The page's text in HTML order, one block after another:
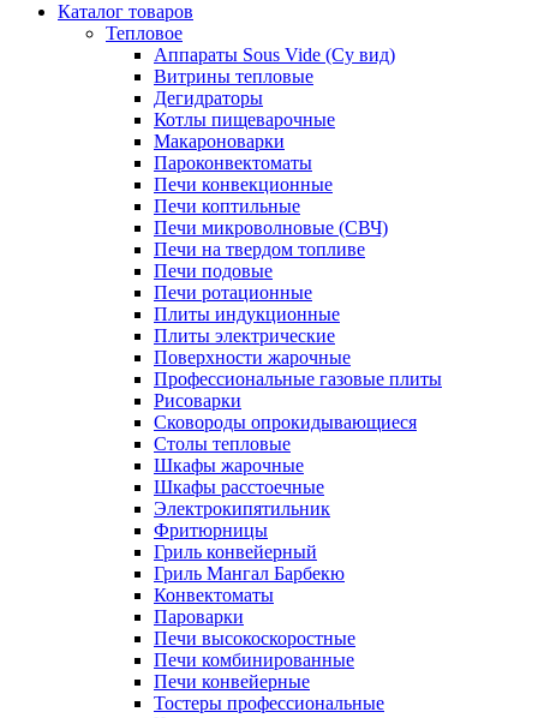
Каталог товаров
Тепловое
Аппараты Sous Vide (Су вид)
Витрины тепловые
Дегидраторы
Котлы пищеварочные
Макароноварки
Пароконвектоматы
Печи конвекционные
Печи коптильные
Печи микроволновые (СВЧ)
Печи на твердом топливе
Печи подовые
Печи ротационные
Плиты индукционные
Плиты электрические
Поверхности жарочные
Профессиональные газовые плиты
Рисоварки
Сковороды опрокидывающиеся
Столы тепловые
Шкафы жарочные
Шкафы расстоечные
Электрокипятильник
Фритюрницы
Гриль конвейерный
Гриль Мангал Барбекю
Конвектоматы
Пароварки
Печи высокоскоростные
Печи комбинированные
Печи конвейерные
Тостеры профессиональные